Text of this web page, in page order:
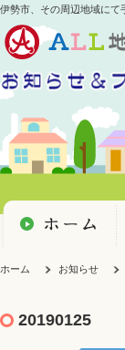
伊勢市、その周辺地域にて
ホーム お知らせ
20190125